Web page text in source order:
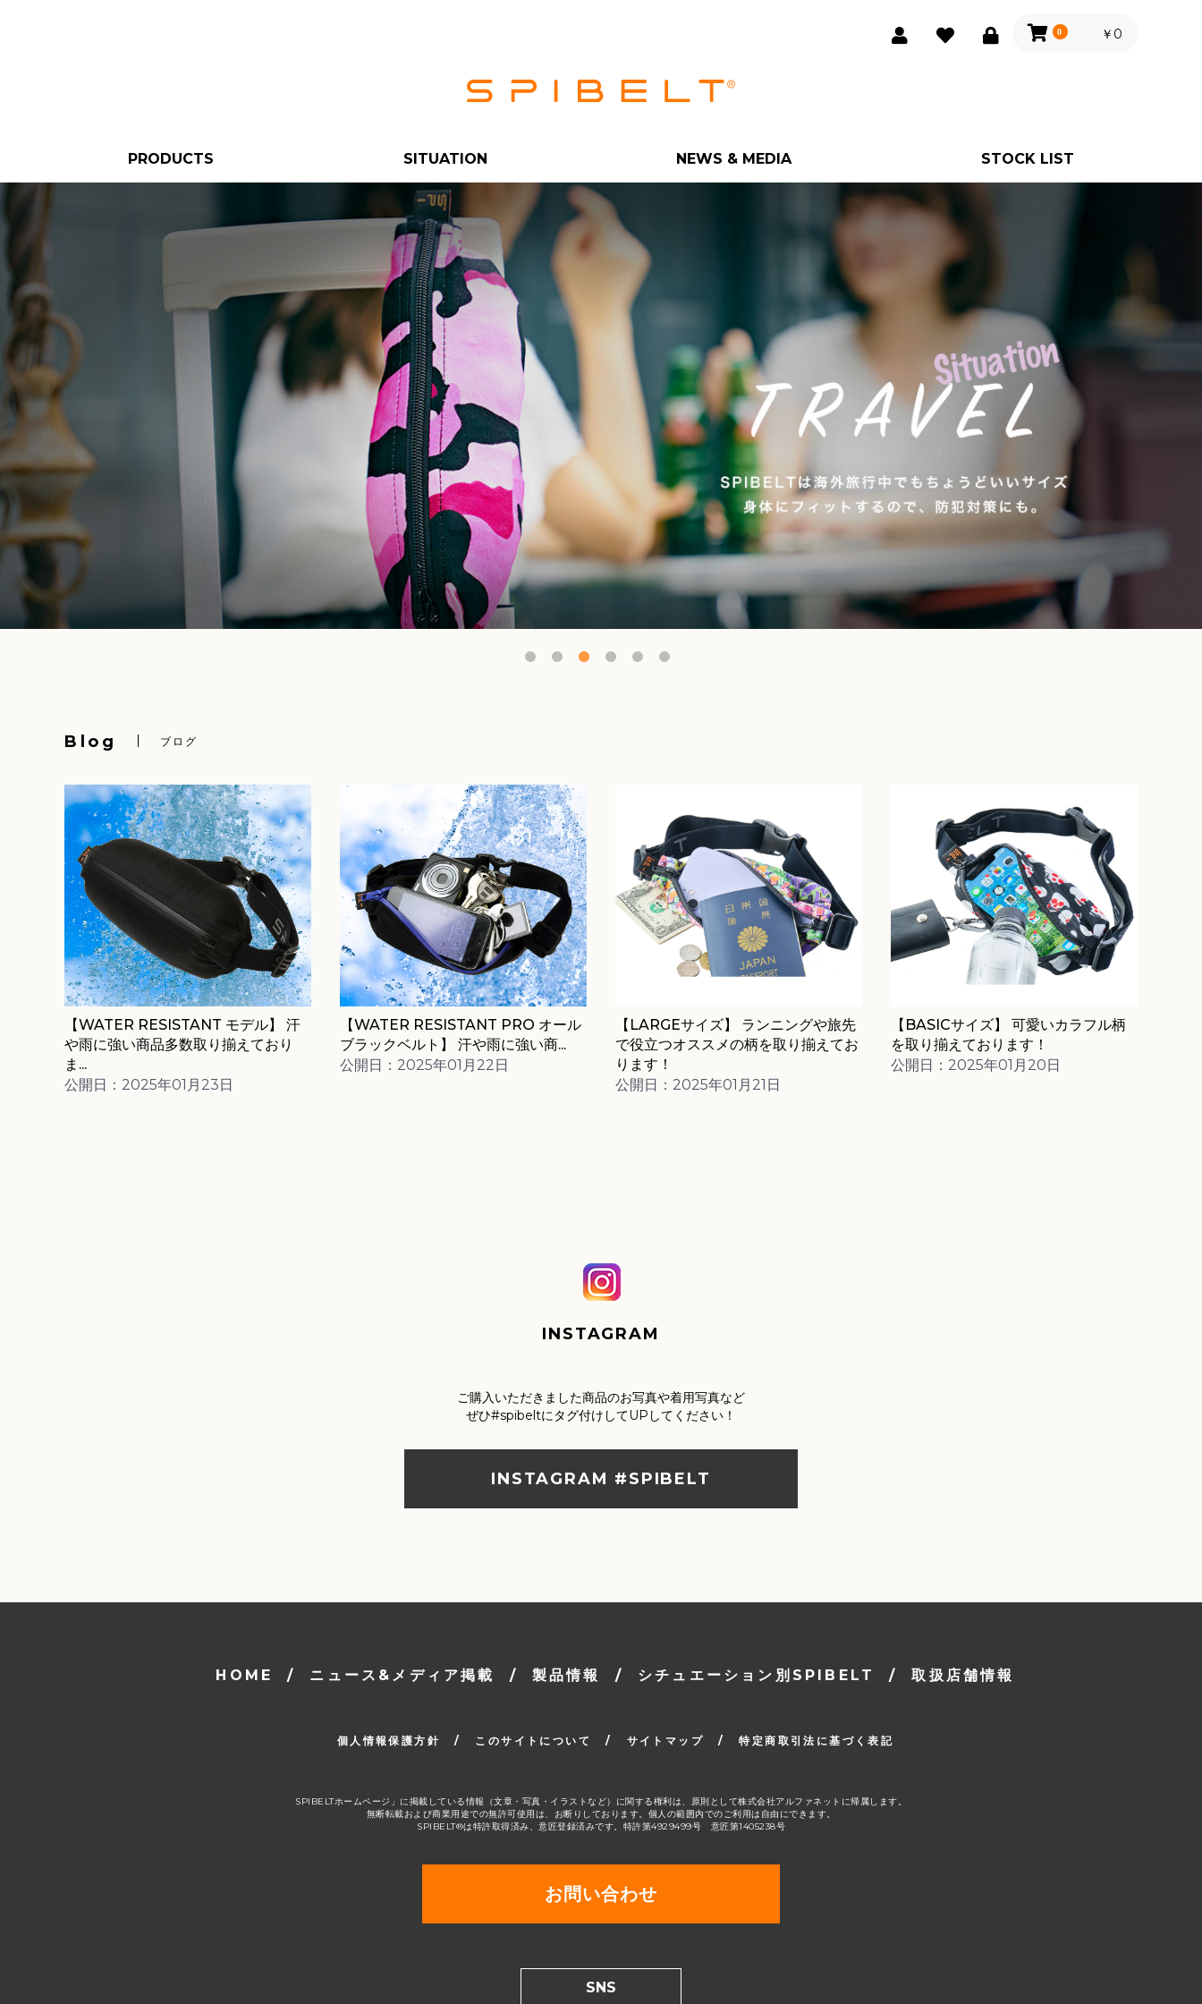
0 ￥0
PRODUCTS
RESISTANT（M
size）
MESSENGER PRO
SITUATION NEWS & MEDIA STOCK LIST
Blog ブログ
【WATER RESISTANT モデル】 汗
や雨に強い商品多数取り揃えており
ま...
公開日：2025年01月23日
【WATER RESISTANT PRO オール
ブラックベルト】 汗や雨に強い商...
公開日：2025年01月22日
【LARGEサイズ】 ランニングや旅先
で役立つオススメの柄を取り揃えてお
ります！
公開日：2025年01月21日
【BASICサイズ】 可愛いカラフル柄
を取り揃えております！
公開日：2025年01月20日
INSTAGRAM
ご購入いただきました商品のお写真や着用写真など
ぜひ#spibeltにタグ付けしてUPしてください！
INSTAGRAM #SPIBELT
HOME / ニュース&メディア掲載 / 製品情報 / シチュエーション別SPIBELT / 取扱店舗情報
個人情報保護方針 / このサイトについて / サイトマップ / 特定商取引法に基づく表記
SPIBELTホームページ」に掲載している情報（文章・写真・イラストなど）に関する権利は、原則として株式会社アルファネットに帰属します。
無断転載および商業用途での無許可使用は、お断りしております。個人の範囲内でのご利用は自由にできます。
SPIBELT®は特許取得済み、意匠登録済みです。特許第4929499号 意匠第1405238号
お問い合わせ
SNS